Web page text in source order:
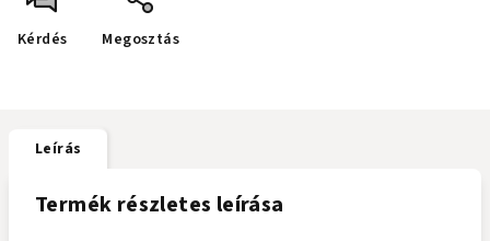
Kérdés Megosztás
Leírás
Termék részletes leírása